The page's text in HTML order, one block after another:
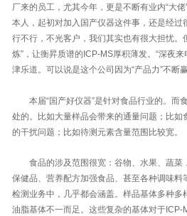
厂来的员工，尤其今年，更是不断有业内“大
本人，起初对加入国产仪器这件事，还是经过
行不行，不光客户，我们其实也有很大担忧。
炼”，让衡昇质谱的ICP-MS厚积薄发。“深夜
津乐道。可以说是这个公司因为“产品力”不断
本届“国产好仪器”是针对食品行业的。而
处的。比如大量样品会带来的通量问题；比如
的干扰问题；比如待测元素含量范围比较宽。
食品的涉及范围很宽：谷物、水果、蔬菜
保健品、营养配方加强食品、甚至各种调味料
检测业务中，几乎都会涵盖。样品基体多种多
油脂基体不一而足。这些复杂的基体对于ICP-